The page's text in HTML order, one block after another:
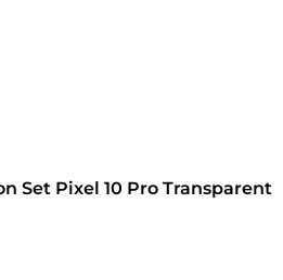
Set Pixel 10 Pro Transparent